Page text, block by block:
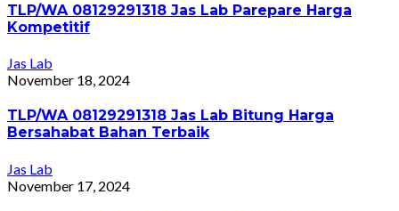
TLP/WA 08129291318 Jas Lab Parepare Harga
Kompetitif
Jas Lab
November 18, 2024
TLP/WA 08129291318 Jas Lab Bitung Harga
Bersahabat Bahan Terbaik
Jas Lab
November 17, 2024